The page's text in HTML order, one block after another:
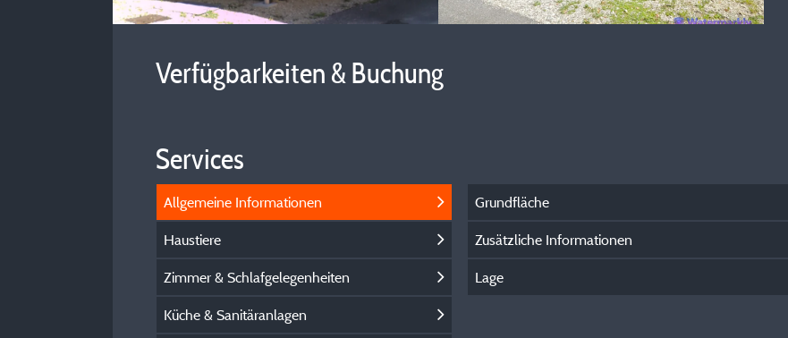
Verfügbarkeiten & Buchung
Services
Allgemeine Informationen
Haustiere
Zimmer & Schlafgelegenheiten
Küche & Sanitäranlagen
Grundfläche
Zusätzliche Informationen
Lage